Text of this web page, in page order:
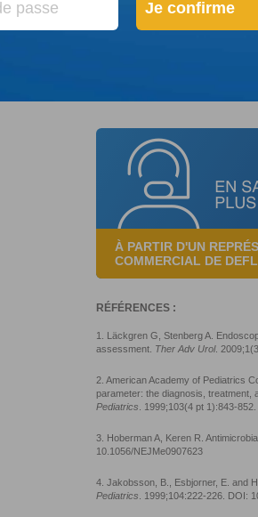
vie, les conséquences peuvent
À PARTIR D'UN
COMMERCIAL DE
RÉFÉRENCES :
1. Läckgren G, Stenberg A.
assessment. Ther Adv Urol.
2. American Academy of Pediatrics
parameter: the diagnosis, treatment,
Pediatrics . 1999;103(4 pt 1):843-
3. Hoberman A, Keren R.
10.1056/NEJMe0907623
4. Jakobsson, B., Esbjorner, E. and
Pediatrics . 1999;104:222-226. DOI:
Je confirme